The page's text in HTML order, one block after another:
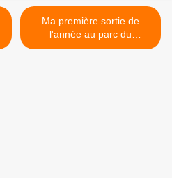
Ma première sortie de
l'année au parc du
Marquenterre >